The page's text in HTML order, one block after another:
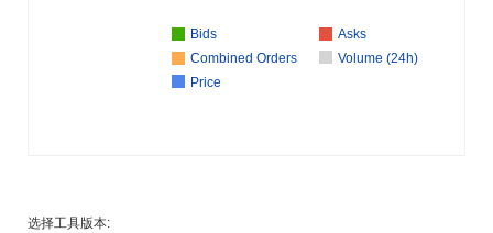
Bids
Asks
Combined Orders
Volume (24h)
Price
选择工具版本: